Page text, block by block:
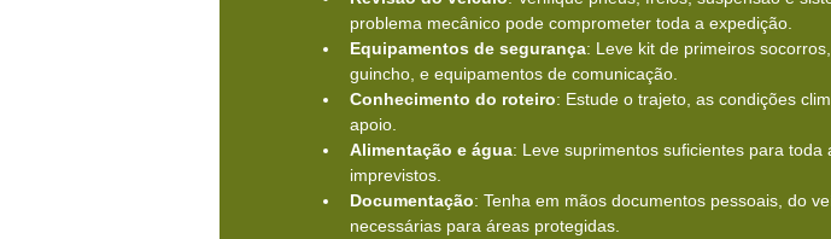
problema mecânico pode comprometer toda a expedição.
Equipamentos de segurança: Leve kit de primeiros
guincho, e equipamentos de comunicação.
Conhecimento do roteiro: Estude o trajeto, as condições
apoio.
Alimentação e água: Leve suprimentos suficientes para toda
imprevistos.
Documentação: Tenha em mãos documentos pessoais, do
necessárias para áreas protegidas.